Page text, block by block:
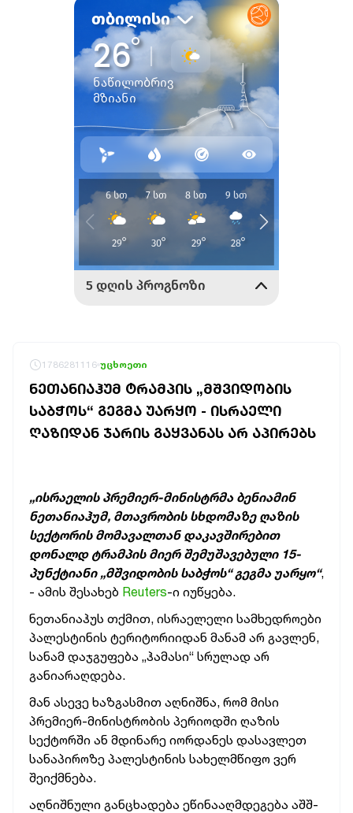
1786281116 უცხოეთი
ᲜᲔᲗᲐᲜᲘᲐᲰᲣᲛ ᲢᲠᲐᲛᲞᲘᲡ „ᲛᲨᲕᲘᲓᲝᲑᲘᲡ
ᲡᲐᲑᲭᲝᲡ“ ᲒᲔᲒᲛᲐ ᲣᲐᲠᲧᲝ - ᲘᲡᲠᲐᲔᲚᲘ
ᲦᲐᲖᲘᲓᲐᲜ ᲯᲐᲠᲘᲡ ᲒᲐᲧᲕᲐᲜᲐᲡ ᲐᲠ ᲐᲞᲘᲠᲔᲑᲡ
„ისრაელის პრემიერ-მინისტრმა ბენიამინ
ნეთანიაჰუმ, მთავრობის სხდომაზე ღაზის
სექტორის მომავალთან დაკავშირებით
დონალდ ტრამპის მიერ შემუშავებული 15-
პუნქტიანი „მშვიდობის საბჭოს“ გეგმა უარყო“,
- ამის შესახებ Reuters-ი იუწყება.
ნეთანიაჰუს თქმით, ისრაელელი სამხედროები
პალესტინის ტერიტორიიდან მანამ არ გავლენ,
სანამ დაჯგუფება „ჰამასი“ სრულად არ
განიარაღდება.
მან ასევე ხაზგასმით აღნიშნა, რომ მისი
პრემიერ-მინისტრობის პერიოდში ღაზის
სექტორში ან მდინარე იორდანეს დასავლეთ
სანაპიროზე პალესტინის სახელმწიფო ვერ
შეიქმნება.
აღნიშნული განცხადება ეწინააღმდეგება აშშ-